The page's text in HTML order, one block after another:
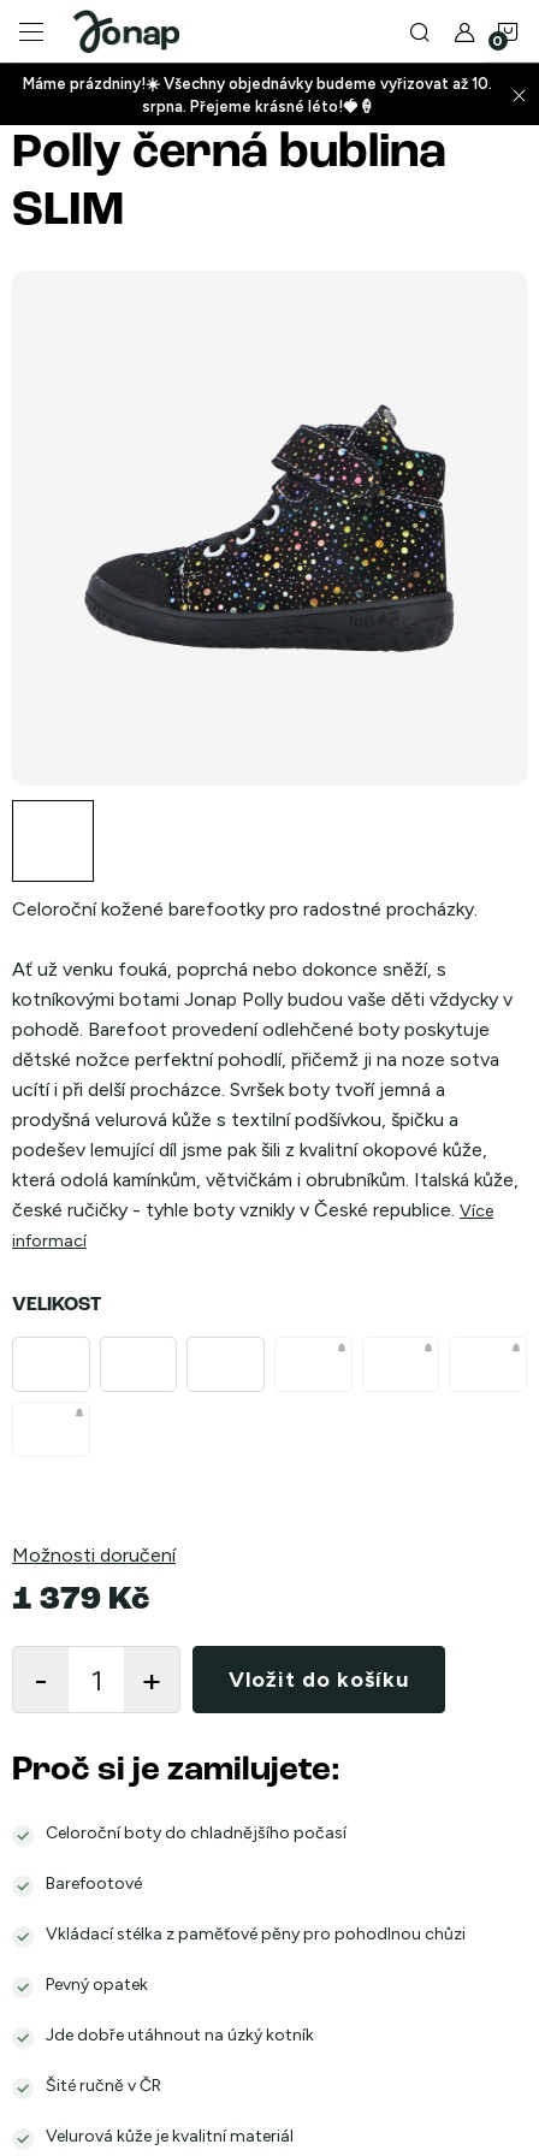
obsah
+
Máme prázdniny!☀️ Všechny objednávky budeme vyřizovat až 10.
srpna. Přejeme krásné léto!🍓🍦
Polly černá bublina
SLIM
Celoroční kožené barefootky pro radostné procházky.
Ať už venku fouká, poprchá nebo dokonce sněží, s
kotníkovými botami Jonap Polly budou vaše děti vždycky v
pohodě. Barefoot provedení odlehčené boty poskytuje
dětské nožce perfektní pohodlí, přičemž ji na noze sotva
ucítí i při delší procházce. Svršek boty tvoří jemná a
prodyšná velurová kůže s textilní podšívkou, špičku a
podešev lemující díl jsme pak šili z kvalitní okopové kůže,
která odolá kamínkům, větvičkám i obrubníkům. Italská kůže,
české ručičky - tyhle boty vznikly v České republice. Více
informací
VELIKOST
Možnosti doručení
1 379 Kč
cena:
Vložit do košíku
Proč si je zamilujete:
Celoroční boty do chladnějšího počasí
Barefootové
Vkládací stélka z paměťové pěny pro pohodlnou chůzi
Pevný opatek
Jde dobře utáhnout na úzký kotník
Šité ručně v ČR
Velurová kůže je kvalitní materiál